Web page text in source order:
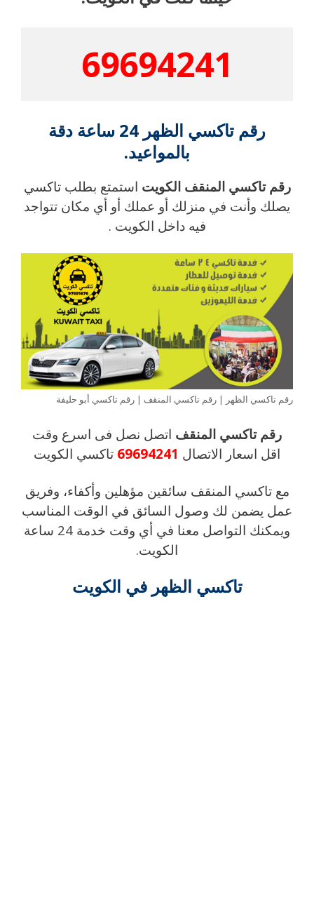
69694241
رقم تاكسي الظهر 24 ساعة دقة
بالمواعيد.
رقم تاكسي المنقف الكويت استمتع بطلب تاكسي
يصلك وأنت في منزلك أو عملك أو أي مكان تتواجد
فيه داخل الكويت .
رقم تاكسي الظهر | رقم تاكسي المنقف | رقم تاكسي أبو حليفة
رقم تاكسي المنقف اتصل نصل فى اسرع وقت
اقل اسعار الاتصال 69694241 تاكسي الكويت
مع تاكسي المنقف سائقين مؤهلين وأكفاء، وفريق
عمل يضمن لك وصول السائق في الوقت المناسب
ويمكنك التواصل معنا في أي وقت خدمة 24 ساعة
الكويت.
تاكسي الظهر في الكويت